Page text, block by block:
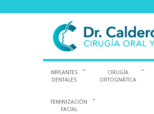
IMPLANTES
DENTALES
CIRUGÍA
ORTOGNÁTICA
FEMINIZACIÓN
FACIAL